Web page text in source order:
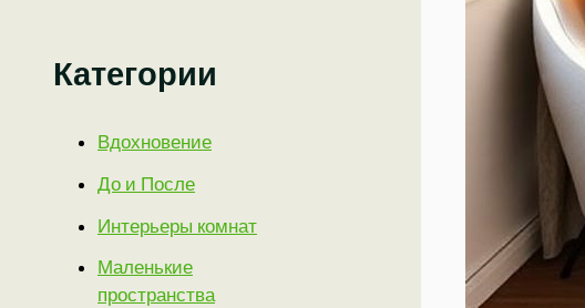
Категории
Вдохновение
До и После
Интерьеры комнат
Маленькие
пространства